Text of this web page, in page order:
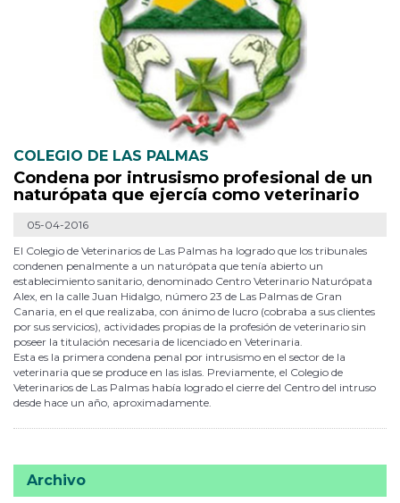
COLEGIO DE LAS PALMAS
Condena por intrusismo profesional de un
naturópata que ejercía como veterinario
05-04-2016
El Colegio de Veterinarios de Las Palmas ha logrado que los tribunales
condenen penalmente a un naturópata que tenía abierto un
establecimiento sanitario, denominado Centro Veterinario Naturópata
Alex, en la calle Juan Hidalgo, número 23 de Las Palmas de Gran
Canaria, en el que realizaba, con ánimo de lucro (cobraba a sus clientes
por sus servicios), actividades propias de la profesión de veterinario sin
poseer la titulación necesaria de licenciado en Veterinaria.
Esta es la primera condena penal por intrusismo en el sector de la
veterinaria que se produce en las islas. Previamente, el Colegio de
Veterinarios de Las Palmas había logrado el cierre del Centro del intruso
desde hace un año, aproximadamente.
Archivo